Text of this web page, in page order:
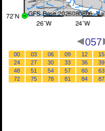
057
00 03 06 09 12 15
24
27 30 33 36 39
48
51 54 57 60 63
72
75 78 81 84 87